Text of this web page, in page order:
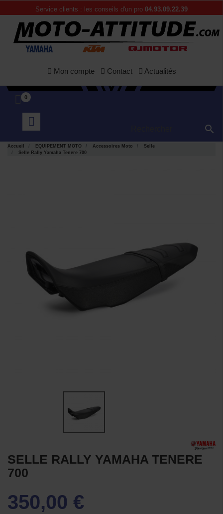
Service clients : les conseils d'un pro 04.93.09.22.39
Mon compte Contact Actualités
0

Accueil EQUIPEMENT MOTO Accessoires Moto
Selle
Selle Rally Yamaha Tenere 700
SELLE RALLY YAMAHA TENERE
700
350,00 €